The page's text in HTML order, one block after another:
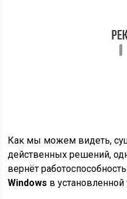
Как мы можем видеть,
действенных решений,
вернёт работоспособность
Windows в установленной